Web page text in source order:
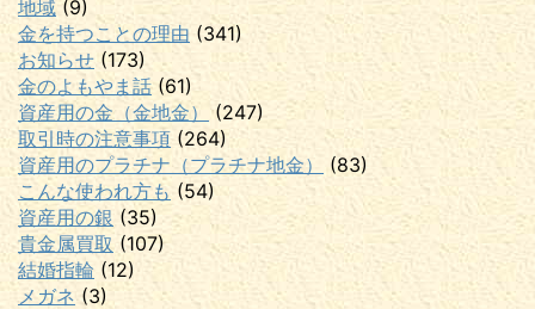
地域 (9)
金を持つことの理由 (341)
お知らせ (173)
金のよもやま話(61)
資産用の金（金地金） (247)
取引時の注意事項 (264)
資産用のプラチナ（プラチナ地金）
(83)
こんな使われ方も (54)
資産用の銀 (35)
貴金属買取 (107)
結婚指輪 (12)
メガネ (3)